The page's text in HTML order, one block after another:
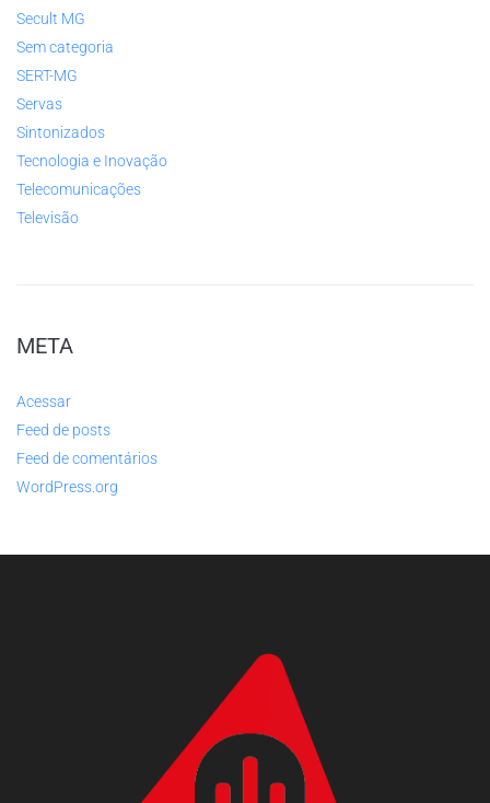
Secult MG
Sem categoria
SERT-MG
Servas
Sintonizados
Tecnologia e Inovação
Telecomunicações
Televisão
META
Acessar
Feed de posts
Feed de comentários
WordPress.org